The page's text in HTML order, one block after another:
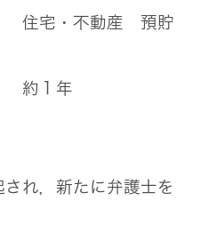
住宅・不動産 預貯
約１年
れ，新たに弁護士を